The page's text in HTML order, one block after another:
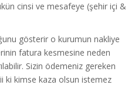
cinsi ve mesafeye (şehir içi &
gösterir o kurumun nakliye
fatura kesmesine neden
Sizin ödemeniz gereken
ki kimse kaza olsun istemez